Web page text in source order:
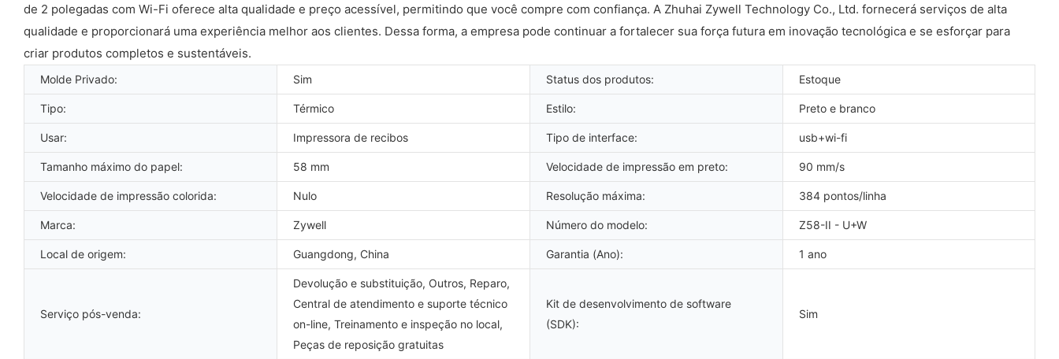
de 2 polegadas com Wi-Fi oferece alta qualidade e preço acessível, permitindo que você compre com confiança. A Zhuhai Zywell Technology Co., Ltd. fornecerá serviços de alta
qualidade e proporcionará uma experiência melhor aos clientes. Dessa forma, a empresa pode continuar a fortalecer sua força futura em inovação tecnológica e se esforçar para
criar produtos completos e sustentáveis.
Molde Privado: Sim Status dos produtos: Estoque
Tipo: Térmico Estilo: Preto e branco
Usar: Impressora de recibos Tipo de interface: usb+wi-fi
Tamanho máximo do papel: 58 mm Velocidade de impressão em preto: 90 mm/s
Velocidade de impressão colorida: Nulo Resolução máxima: 384 pontos/linha
Marca: Zywell Número do modelo: Z58-II - U+W
Local de origem: Guangdong, China Garantia (Ano): 1 ano
Serviço pós-venda:
Devolução e substituição, Outros, Reparo,
Central de atendimento e suporte técnico
on-line, Treinamento e inspeção no local,
Peças de reposição gratuitas
Kit de desenvolvimento de software
(SDK):
Sim